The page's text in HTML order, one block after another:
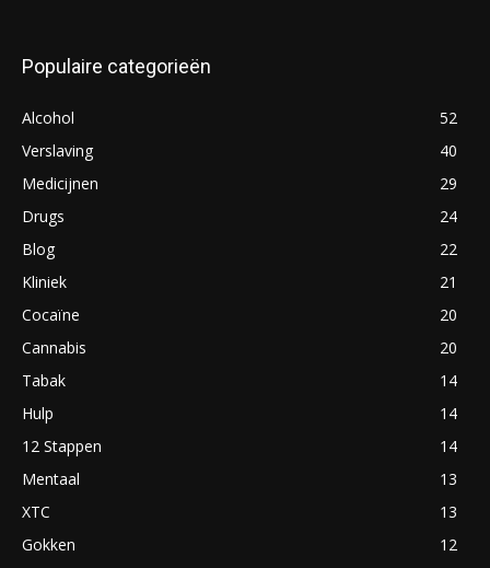
Populaire categorieën
Alcohol
52
Verslaving
40
Medicijnen
29
Drugs
24
Blog
22
Kliniek
21
Cocaïne
20
Cannabis
20
Tabak
14
Hulp
14
12 Stappen
14
Mentaal
13
XTC
13
Gokken
12